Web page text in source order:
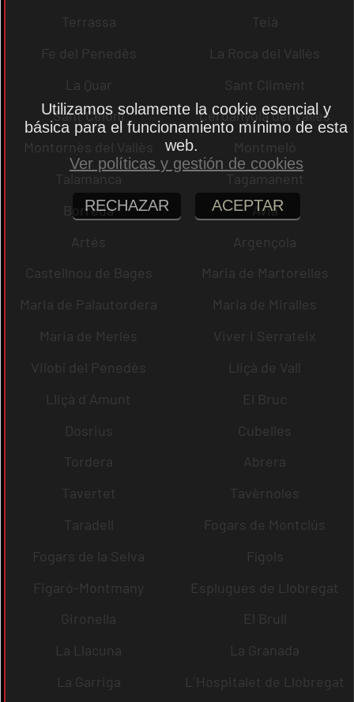
Terrassa
Teià
Fe del Penedès
La Roca del Vallès
La Quar
Sant Climent
Sant Celoni
Cerdanyola del Vallès
Montornès del Vallès
Montmeló
Talamanca
Tagamanent
Borredà
Avià
Artés
Argençola
Castellnou de Bages
Maria de Martorelles
Maria de Palautordera
Maria de Miralles
Maria de Merlès
Viver i Serrateix
Vilobí del Penedès
Lliçà de Vall
Lliçà d´Amunt
El Bruc
Dosrius
Cubelles
Tordera
Abrera
Tavertet
Tavèrnoles
Taradell
Fogars de Montclús
Fogars de la Selva
Fígols
Figaró-Montmany
Esplugues de Llobregat
Gironella
El Brull
La Llacuna
La Granada
La Garriga
L´Hospitalet de Llobregat
Utilizamos solamente la cookie esencial y
básica para el funcionamiento mínimo de esta
web.
Ver políticas y gestión de cookies
RECHAZAR ACEPTAR